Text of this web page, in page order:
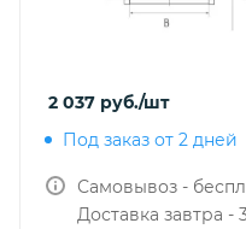
2 037 руб./шт
Под заказ от 2 дней
Самовывоз -
Доставка завтра -